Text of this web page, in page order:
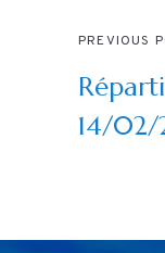
PREVIOUS
14/02/